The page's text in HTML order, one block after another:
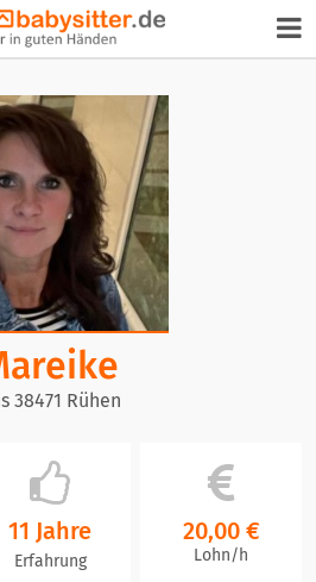
38471 Rühen
11 Jahre
Erfahrung
20,00 €
Lohn/h